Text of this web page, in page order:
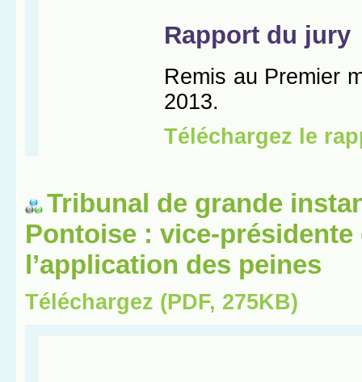
Tribunal de grande
Pontoise : vice-présidente
l’application des peines
Téléchargez (PDF, 275KB)